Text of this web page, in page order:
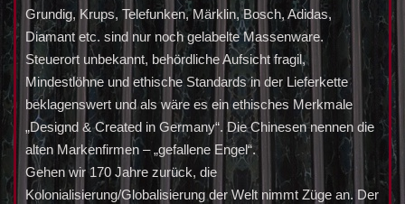
Grundig, Krups, Telefunken, Märklin, Bosch, Adidas,
Diamant etc. sind nur noch gelabelte Massenware.
Steuerort unbekannt, behördliche Aufsicht fragil,
Mindestlöhne und ethische Standards in der Lieferkette
beklagenswert und als wäre es ein ethisches Merkmale
„Designd & Created in Germany“. Die Chinesen nennen die
alten Markenfirmen – „gefallene Engel“.
Gehen wir 170 Jahre zurück, die
Kolonialisierung/Globalisierung der Welt nimmt Züge an. Der